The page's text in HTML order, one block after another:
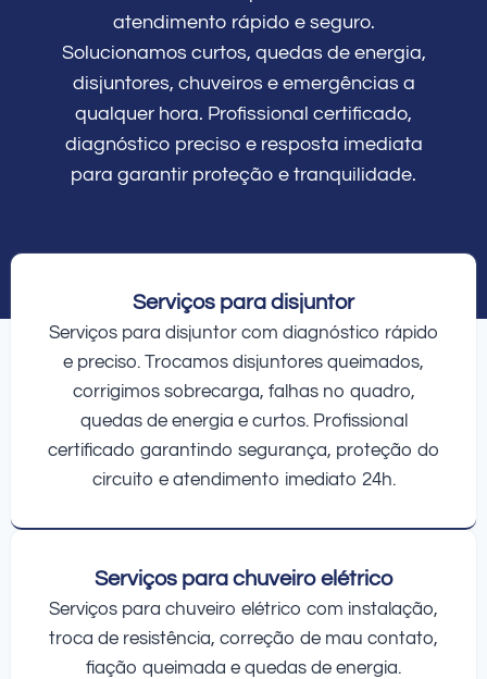
atendimento rápido e seguro.
Solucionamos curtos, quedas de energia,
disjuntores, chuveiros e emergências a
qualquer hora. Profissional certificado,
diagnóstico preciso e resposta imediata
para garantir proteção e tranquilidade.
Serviços para disjuntor
Serviços para disjuntor com diagnóstico rápido
e preciso. Trocamos disjuntores queimados,
corrigimos sobrecarga, falhas no quadro,
quedas de energia e curtos. Profissional
certificado garantindo segurança, proteção do
circuito e atendimento imediato 24h.
Serviços para chuveiro elétrico
Serviços para chuveiro elétrico com instalação,
troca de resistência, correção de mau contato,
fiação queimada e quedas de energia.